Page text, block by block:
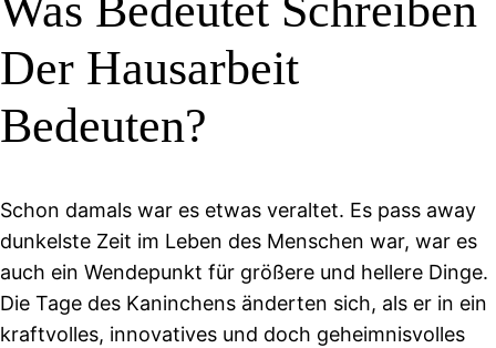
Der Hausarbeit
Bedeuten?
Schon damals war es etwas veraltet. Es pass away
dunkelste Zeit im Leben des Menschen war, war es
auch ein Wendepunkt für größere und hellere Dinge.
Die Tage des Kaninchens änderten sich, als er in ein
kraftvolles, innovatives und doch geheimnisvolles